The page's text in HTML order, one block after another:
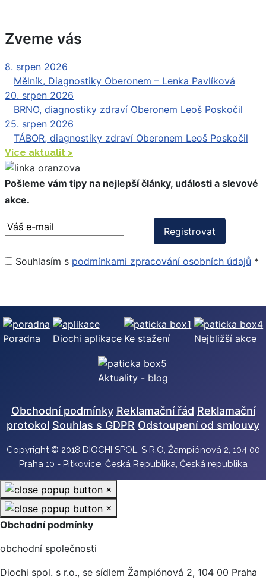
Zveme vás
8. srpen 2026
Mělník, Diagnostiky Oberonem – Lenka Pavlíková
20. srpen 2026
BRNO, diagnostiky zdraví Oberonem Leoš Poskočil
25. srpen 2026
TÁBOR, diagnostiky zdraví Oberonem Leoš Poskočil
Více aktualit >
Pošleme vám tipy na nejlepší články, události a slevové
akce.
Souhlasím s podmínkami zpracování osobních údajů *
Poradna Diochi aplikace Ke stažení Nejbližší akce
Aktuality - blog
Obchodní podmínky Reklamační řád Reklamační
protokol Souhlas s GDPR Odstoupení od smlouvy
Copyright © 2018 DIOCHI SPOL. S R.O, Žampiónová 2, 104 00
Praha 10 - Pitkovice, Česká Republika, Česká republika
×
×
Obchodní podmínky
obchodní společnosti
Diochi spol. s r.o., se sídlem Žampiónová 2, 104 00 Praha